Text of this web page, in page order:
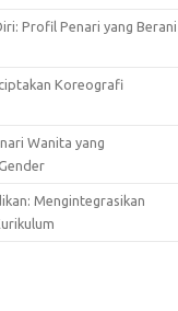
Profil Penari yang Berani
Koreografi
Wanita yang
Mengintegrasikan